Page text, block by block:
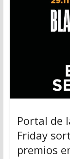
Portal de
Friday
premios